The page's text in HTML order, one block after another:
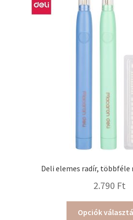
Deli elemes radír,
2.790 Ft
Opciók